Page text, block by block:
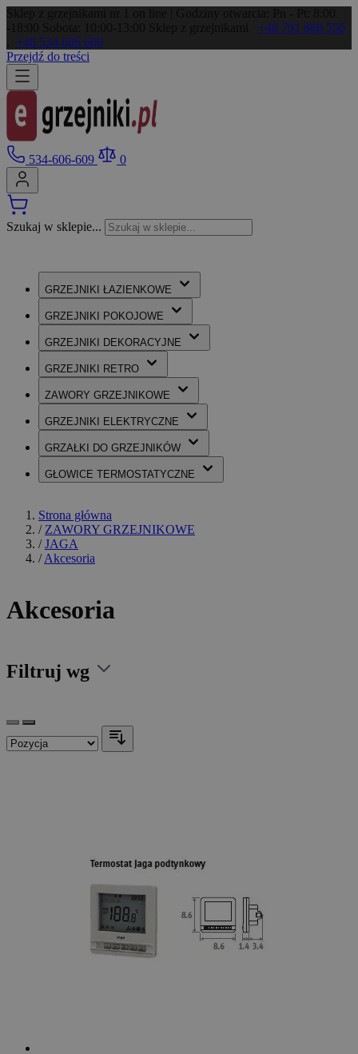
+48 791 868 556
+48 534 606 609
Przejdź do treści
534-606-609 0
Szukaj w sklepie...
GRZEJNIKI ŁAZIENKOWE
GRZEJNIKI POKOJOWE
GRZEJNIKI DEKORACYJNE
GRZEJNIKI RETRO
ZAWORY GRZEJNIKOWE
GRZEJNIKI ELEKTRYCZNE
GRZAŁKI DO GRZEJNIKÓW
GŁOWICE TERMOSTATYCZNE
Strona główna
/ ZAWORY GRZEJNIKOWE
/ JAGA
/ Akcesoria
Akcesoria
Filtruj wg